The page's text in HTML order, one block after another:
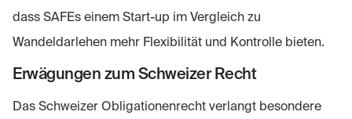
dass SAFEs einem Start-up im Vergleich zu
Wandeldarlehen mehr Flexibilität und Kontrolle bieten.
Erwägungen zum Schweizer Recht
Das Schweizer Obligationenrecht verlangt besondere